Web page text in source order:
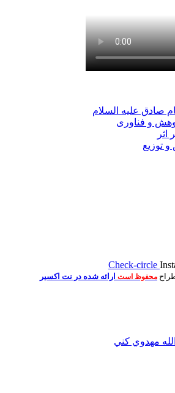
صادق علیه السلام
و فناوری
اثر
توزیع
Check-circle
محفوظ است ارائه شده در نت اکسیر
مهدوي كني